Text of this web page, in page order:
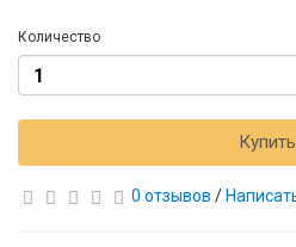
Количество
Купить
0 отзывов /